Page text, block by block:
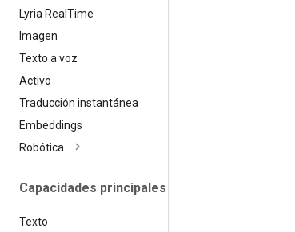
Lyria Real Time
Imagen
Texto a voz
Activo
Traducción instantánea
Embeddings
Robótica
Capacidades principales
Texto